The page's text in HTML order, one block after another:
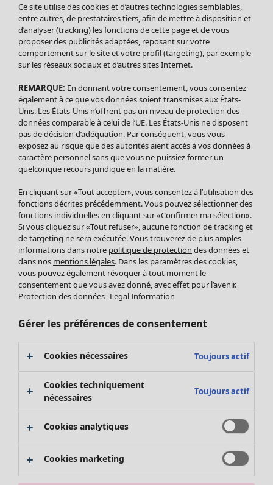
Soldes Vêtements
Tous les vêtements
Robes
Tuniques
Blouses
Tops
Gilets
Pantalon
Jupes
Leggings et collants
Accessoires
Chaussures
Vêtements de bain
Basics
Soldes Mobilier
Bonnes affaires déco
Décoration
Textiles
Tapis
Éponge
Promos SOLDES
Les promos de Gudrun Sjödén
Nouvel arrivage
Bonnes affaires en soldes - jusqu'à -70
Ce site utilise des cookies et d’autres technologies semblables,
entre autres, de prestataires tiers, afin de mettre à disposition et
d’analyser (tracking) les fonctions de cette page et de vous
proposer des publicités adaptées, reposant sur votre
comportement sur le site et votre profil (targeting), par exemple
sur les réseaux sociaux et d’autres sites Internet.
REMARQUE: En donnant votre consentement, vous consentez
également à ce que vos données soient transmises aux États-
Unis. Les États-Unis n’offrent pas un niveau de protection des
données comparable à celui de l’UE. Les États-Unis ne disposent
pas de décision d’adéquation. Par conséquent, vous vous
exposez au risque que des autorités aient accès à vos données à
caractère personnel sans que vous ne puissiez former un
quelconque recours juridique en la matière.
En cliquant sur «Tout accepter», vous consentez à l’utilisation des
fonctions décrites précédemment. Vous pouvez sélectionner des
fonctions individuelles en cliquant sur «Confirmer ma sélection».
Si vous cliquez sur «Tout refuser», aucune fonction de tracking et
de targeting ne sera exécutée. Vous trouverez de plus amples
informations dans notre politique de protection des données et
dans nos mentions légales. Dans les paramètres des cookies,
vous pouvez également révoquer à tout moment le
consentement que vous avez donné, avec effet pour l’avenir.
Protection des données Legal Information
Gérer les préférences de consentement
Cookies nécessaires Toujours actif
Cookies techniquement
nécessaires
Toujours actif
Cookies analytiques
Cookies marketing